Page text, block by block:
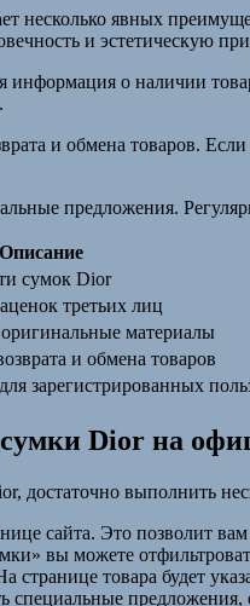
несколько явных
и эстетическую
информация о наличии
и обмена товаров.
предложения.
Описание
сумок Dior
третьих лиц
материалы
и обмена товаров
зарегистрированных
Dior на
достаточно выполнить
сайта. Это позволит
вы можете
странице товара будет
специальные